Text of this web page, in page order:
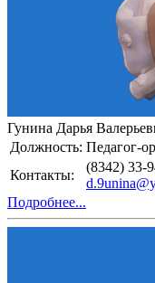
Гунина Дарья
Должность: Педагог-
Контакты:
(8342) 33-
Подробнее...